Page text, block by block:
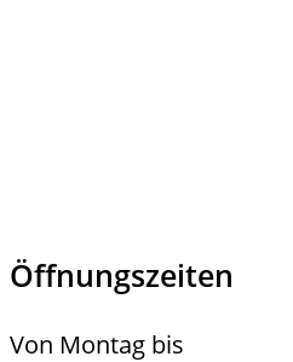
Öffnungszeiten
Von Montag bis